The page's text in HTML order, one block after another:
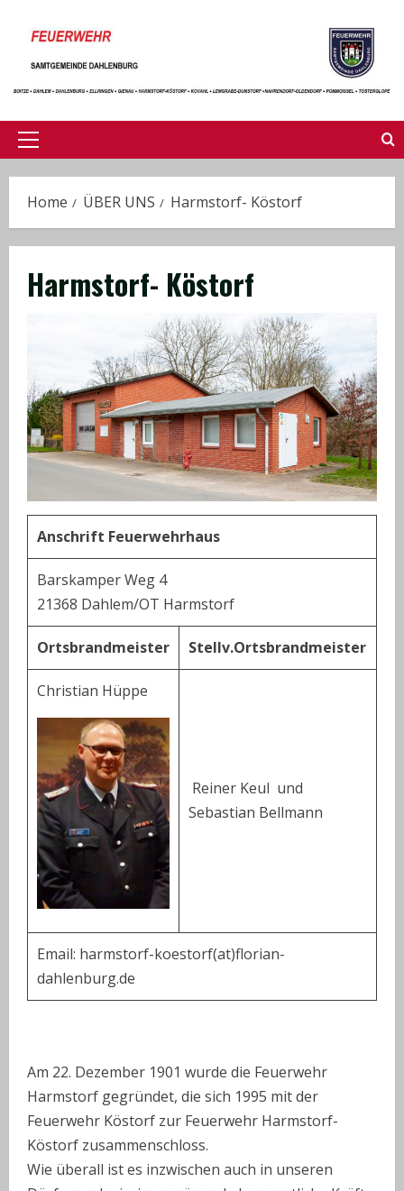
content
Primary
Home ÜBER UNS Harmstorf- Köstorf
Harmstorf- Köstorf
Anschrift Feuerwehrhaus
Barskamper Weg 4
21368 Dahlem/OT Harmstorf
Ortsbrandmeister Stellv.Ortsbrandmeister
Christian Hüppe
Reiner Keul und
Sebastian Bellmann
Email: harmstorf-koestorf(at)florian-
dahlenburg.de
Am 22. Dezember 1901 wurde die Feuerwehr
Harmstorf gegründet, die sich 1995 mit der
Feuerwehr Köstorf zur Feuerwehr Harmstorf-
Köstorf zusammenschloss.
Wie überall ist es inzwischen auch in unseren